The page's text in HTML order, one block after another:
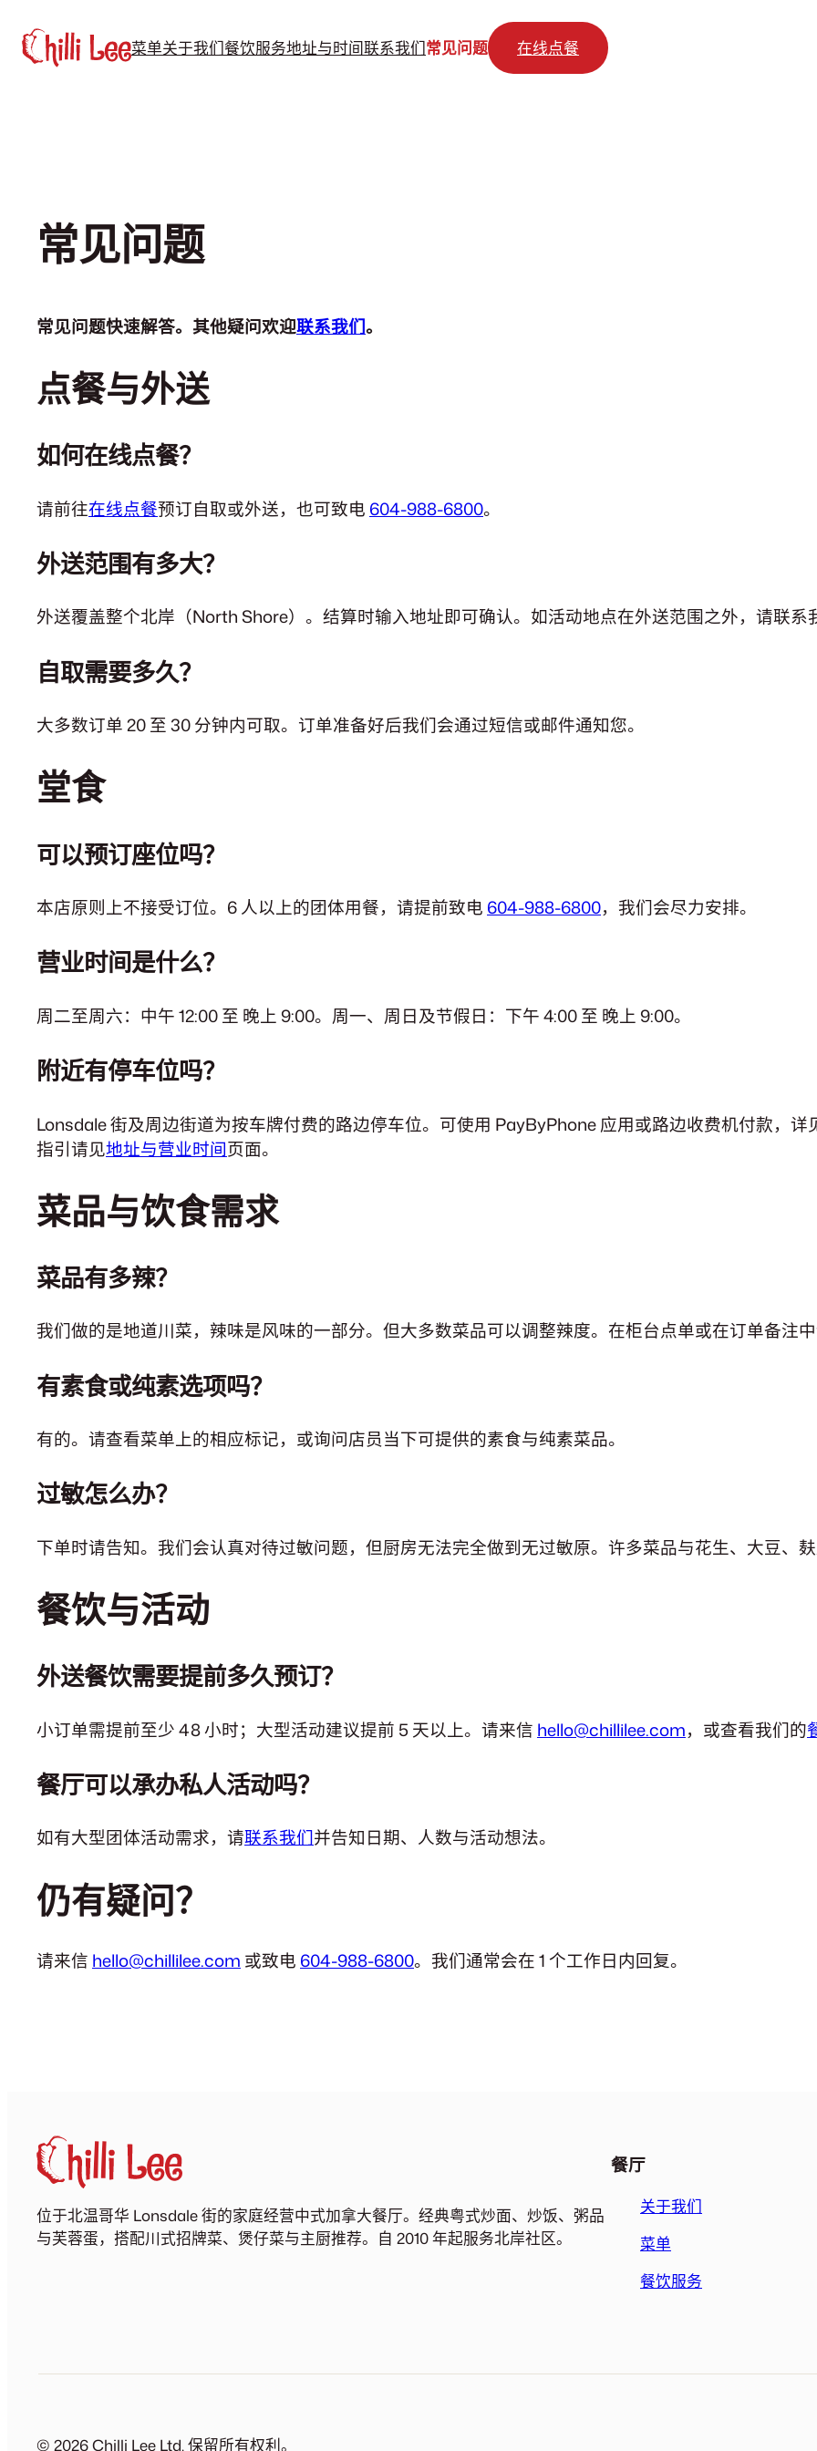
至
菜单关于我们餐饮服务地址与时间联系我们常见问题 在线点餐
常见问题
常见问题快速解答。其他疑问欢迎联系我们。
点餐与外送
如何在线点餐？
请前往在线点餐预订自取或外送，也可致电 604-988-6800。
外送范围有多大？
外送覆盖整个北岸（North Shore）。结算时输入地址即可确认。如活动地点在外送范围之外，请联系
自取需要多久？
大多数订单 20 至 30 分钟内可取。订单准备好后我们会通过短信或邮件通知您。
堂食
可以预订座位吗？
本店原则上不接受订位。6 人以上的团体用餐，请提前致电 604-988-6800，我们会尽力安排。
营业时间是什么？
周二至周六：中午 12:00 至 晚上 9:00。周一、周日及节假日：下午 4:00 至 晚上 9:00。
附近有停车位吗？
Lonsdale 街及周边街道为按车牌付费的路边停车位。可使用 PayByPhone 应用或路边收费机付款，详
指引请见地址与营业时间页面。
菜品与饮食需求
菜品有多辣？
我们做的是地道川菜，辣味是风味的一部分。但大多数菜品可以调整辣度。在柜台点单或在订单备注
有素食或纯素选项吗？
有的。请查看菜单上的相应标记，或询问店员当下可提供的素食与纯素菜品。
过敏怎么办？
下单时请告知。我们会认真对待过敏问题，但厨房无法完全做到无过敏原。许多菜品与花生、大豆、
餐饮与活动
外送餐饮需要提前多久预订？
小订单需提前至少 48 小时；大型活动建议提前 5 天以上。请来信 hello@chillilee.com，或查看我们的
餐厅可以承办私人活动吗？
如有大型团体活动需求，请联系我们并告知日期、人数与活动想法。
仍有疑问？
请来信 hello@chillilee.com 或致电 604-988-6800。我们通常会在 1 个工作日内回复。
位于北温哥华 Lonsdale 街的家庭经营中式加拿大餐厅。经典粤式炒面、炒饭、粥品
与芙蓉蛋，搭配川式招牌菜、煲仔菜与主厨推荐。自 2010 年起服务北岸社区。
餐厅
关于我们
菜单
餐饮服务
© 2026 Chilli Lee Ltd. 保留所有权利。